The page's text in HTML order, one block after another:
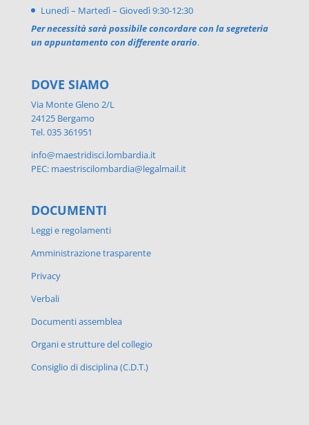
Lunedì – Martedì – Giovedì 9:30-12:30
Per necessità sarà possibile concordare con la segreteria
un appuntamento con differente orario.
DOVE SIAMO
Via Monte Gleno 2/L
24125 Bergamo
Tel. 035 361951
info@maestridisci.lombardia.it
PEC: maestriscilombardia@legalmail.it
DOCUMENTI
Leggi e regolamenti
Amministrazione trasparente
Privacy
Verbali
Documenti assemblea
Organi e strutture del collegio
Consiglio di disciplina (C.D.T.)